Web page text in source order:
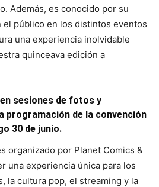
Además, es conocido por su
el público en los distintos eventos
una experiencia inolvidable
quinceava edición a
sesiones de fotos y
programación de la convención
30 de junio.
organizado por Planet Comics &
una experiencia única para los
la cultura pop, el streaming y la